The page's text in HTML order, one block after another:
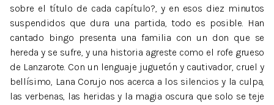
sobre el título de cada capítulo?, y en esos diez minutos
suspendidos que dura una partida, todo es posible. Han
cantado bingo presenta una familia con un don que se
hereda y se sufre, y una historia agreste como el rofe grueso
de Lanzarote. Con un lenguaje juguetón y cautivador, cruel y
bellísimo, Lana Corujo nos acerca a los silencios y la culpa,
las verbenas, las heridas y la magia oscura que solo se teje